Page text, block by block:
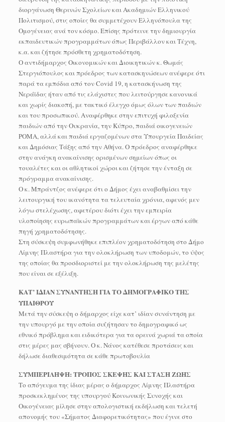
διοργάνωση Θερινών Σχολείων και Ακαδημιών Ελληνικού
Πολιτισμού, στις οποίες θα συμμετέχουν Ελληνόπουλα της
Ομογένειας ανά τον κόσμο. Επίσης πρότεινε την δημιουργία
εκπαιδευτικών προγραμμάτων όπως Περιβάλλον και Τέχνη,
κ.α. και ζήτησε πρόσθετη χρηματοδότηση.
Ο αντιδήμαρχος Οικονομικών και Διοικητικών κ. Θωμάς
Στεργιόπουλος και πρόεδρος των κατασκηνώσεων ανέφερε ότι
παρά τα εμπόδια από τον Covid 19, η κατασκήνωση της
Νεράϊδας ήταν από τις ελάχιστες που λειτούργησε κανονικά
και χωρίς διακοπή, με τακτικό έλεγχο όμως όλων των παιδιών
και του προσωπικού. Αναφέρθηκε στην επιτυχή φιλοξενία
παιδιών από την Ουκρανία, την Κύπρο, παιδιά οικογενειών
ΡΟΜΑ, αλλά και παιδιά εργαζομένων στα Υπουργεία Παιδείας
και Δημόσιας Τάξης από την Αθήνα. Ο πρόεδρος αναφέρθηκε
στην ανάγκη ανακαίνισης ορισμένων σημείων όπως οι
τουαλέτες και οι αθλητικοί χώροι και ζήτησε την ένταξη σε
πρόγραμμα ανακαίνισης.
Ο κ. Μπράντζος ανέφερε ότι ο Δήμος έχει αναβαθμίσει την
λειτουργική του ικανότητα τα τελευταία χρόνια, αφενός μεν
λόγω στελέχωσης, αφετέρου διότι έχει την εμπειρία
υλοποίησης ευρωπαϊκών προγραμμάτων και έργων από κάθε
πηγή χρηματοδότησης.
Στη σύσκεψη συμφωνήθηκε επιπλέον χρηματοδότηση στο Δήμο
Λίμνης Πλαστήρα για την ολοκλήρωση των υποδομών, το ύψος
της οποίας θα προσδιοριστεί με την ολοκλήρωση της μελέτης
που είναι σε εξέλιξη.
ΚΑΤ’ ΙΔΙΑΝ ΣΥΝΑΝΤΗΣΗ ΓΙΑ ΤΟ ΔΗΜΟΓΡΑΦΙΚΟ ΤΗΣ
ΥΠΑΙΘΡΟΥ
Μετά την σύσκεψη ο δήμαρχος είχε κατ’ ιδίαν συνάντηση με
την υπουργό με την οποία συζήτησαν το δημογραφικό ως
εθνικό πρόβλημα και ειδικότερα για τα ορεινά χωριά τα οποία
στις μέρες μας σβήνουν. Ο κ. Νάνος κατέθεσε προτάσεις και
δήλωσε διαθεσιμότητα σε κάθε πρωτοβουλία
ΣΥΜΠΕΡΙΛΗΨΗ: ΤΡΟΠΟΣ ΣΚΕΨΗΣ ΚΑΙ ΣΤΑΣΗ ΖΩΗΣ
Το απόγευμα της ίδιας μέρας ο δήμαρχος Λίμνης Πλαστήρα
προσκεκλημένος της υπουργού Κοινωνικής Συνοχής και
Οικογένειας μίλησε στην απολογιστική εκδήλωση και τελετή
απονομής του «Σήματος Διαφορετικότητας» που έγινε στο